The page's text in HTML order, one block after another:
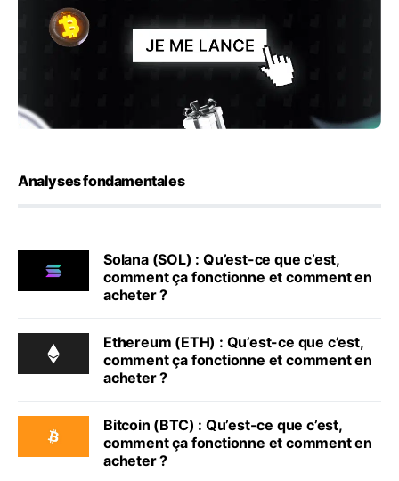
Analyses fondamentales
Solana (SOL) : Qu’est-ce que c’est,
comment ça fonctionne et comment en
acheter ?
Ethereum (ETH) : Qu’est-ce que c’est,
comment ça fonctionne et comment en
acheter ?
Bitcoin (BTC) : Qu’est-ce que c’est,
comment ça fonctionne et comment en
acheter ?